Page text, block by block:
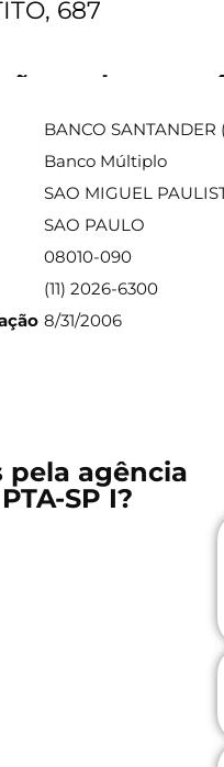
687
sobre a
BANCO SANTANDER
Banco Múltiplo
SAO MIGUEL
SAO PAULO
08010-090
(11) 2026-6300
8/31/2006
pela agência
SP I?